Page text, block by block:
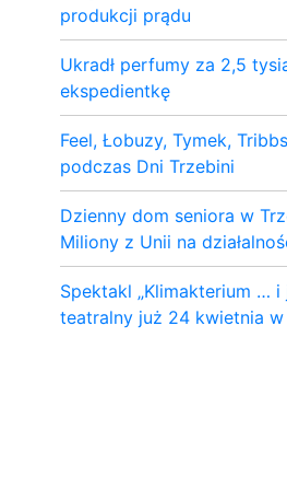
produkcji prądu
Ukradł perfumy za 2,5
ekspedientkę
Feel, Łobuzy, Tymek,
podczas Dni Trzebini
Dzienny dom seniora w
Miliony z Unii na
Spektakl „Klimakterium … i
teatralny już 24 kwietnia